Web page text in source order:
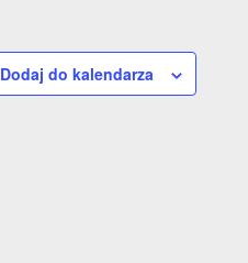
Dodaj do kalendarza